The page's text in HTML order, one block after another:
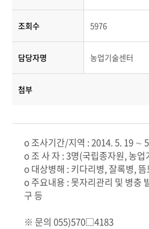
조회수 5976
담당자명 농업기술센터
첨부
o 조사기간/지역 : 2014. 5. 19 ∼
o 조 사 자 : 3명(국립종자원, 농업
o 대상병해 : 키다리병, 잘록병, 뜸
o 주요내용 : 못자리관리 및 병충
구 등
※ 문의 055)570□4183